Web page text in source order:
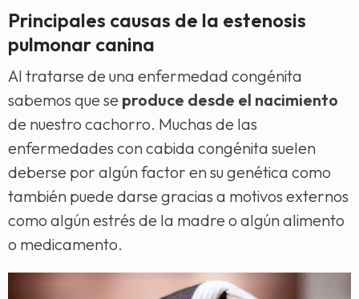
Principales causas de la estenosis
pulmonar canina
Al tratarse de una enfermedad congénita
sabemos que se produce desde el nacimiento
de nuestro cachorro. Muchas de las
enfermedades con cabida congénita suelen
deberse por algún factor en su genética como
también puede darse gracias a motivos externos
como algún estrés de la madre o algún alimento
o medicamento.